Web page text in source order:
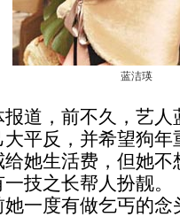
蓝洁瑛
，前不久，艺人
平反，并希望狗
她生活费，但她
技之长帮人扮靓。
度有做乞丐的念